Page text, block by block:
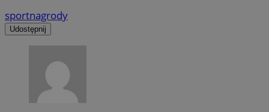
sportnagrody
Udostępnij